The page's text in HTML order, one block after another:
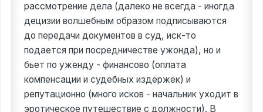
рассмотрение дела (далеко не всегда - иногда
децизии волшебным образом подписываются
до передачи документов в суд, иск-то
подается при посредничестве ужонда), но и
бьет по уженду - финансово (оплата
компенсации и судебных издержек) и
репутационно (много исков - начальник уходит в
эротическое путешествие с должности). В